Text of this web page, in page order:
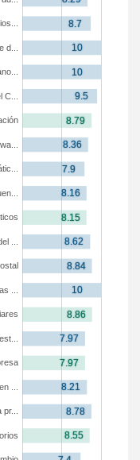
...
...
...
d...